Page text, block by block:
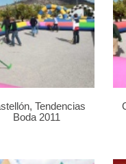
Tendencias
Boda 2011